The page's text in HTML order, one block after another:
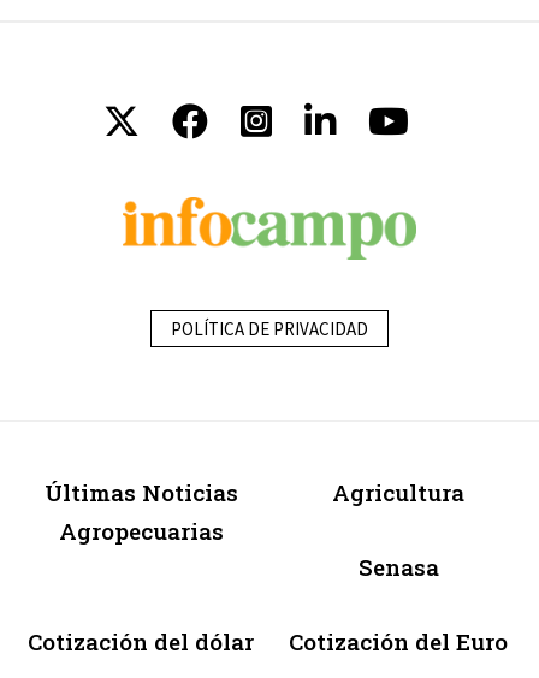
POLÍTICA DE PRIVACIDAD
Últimas Noticias
Agropecuarias
Agricultura
Senasa
Cotización del dólar Cotización del Euro